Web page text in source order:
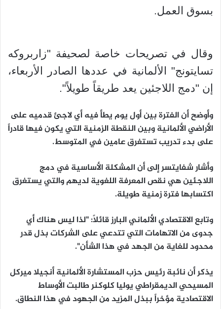
بسوق العمل.
وقال في تصريحات خاصة لصحيفة "زاربروكه
تسايتونج" الألمانية في عددها الصادر الأربعاء،
إن "دمج اللاجئين يعد طريقاً طويلاً".
وأوضح أن الفترة بين أول يوم يطأ فيه أي لاجئ قدميه على
الأراضي الألمانية وبين النقطة الزمنية التي يكون فيها قادراً
على بدء تدريب تستغرق عامين في المتوسط.
وأشار شفايتسر إلى أن المشكلة الأساسية في دمج
اللاجئين هي نقص المعرفة اللغوية لديهم والتي يستغرق
اكتسابها فترة زمنية طويلة.
وتابع الاقتصادي الألماني البارز قائلاً: "لذا ليس هناك أي
جدوى من الاتهامات التي تتدعي على الشركات بذل قدر
محدود للغاية من الجهد في هذا الشأن".
يذكر أن نائبة رئيس حزب المستشارة الألمانية أنجيلا ميركل
المسيحي الديمقراطي يوليا كلوكنر طالبت الأوساط
الاقتصادية مؤخراً ببذل المزيد من الجهود في هذا النطاق.